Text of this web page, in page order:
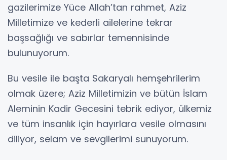
gazilerimize Yüce Allah’tan rahmet, Aziz
Milletimize ve kederli ailelerine tekrar
başsağlığı ve sabırlar temennisinde
bulunuyorum.
Bu vesile ile başta Sakaryalı hemşehrilerim
olmak üzere; Aziz Milletimizin ve bütün İslam
Aleminin Kadir Gecesini tebrik ediyor, ülkemiz
ve tüm insanlık için hayırlara vesile olmasını
diliyor, selam ve sevgilerimi sunuyorum.